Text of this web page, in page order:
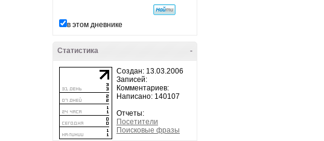
в этом дневнике
-
Статистика
Создан: 13.03.2006
Записей:
Комментариев:
Написано: 140107
Отчеты:
Посетители
Поисковые фразы